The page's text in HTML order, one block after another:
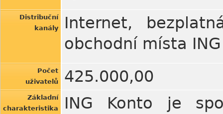
Distribuční
kanály
Internet,
obchodní místa
Počet
uživatelů
425.000,00
Základní
charakteristika
ING Konto je